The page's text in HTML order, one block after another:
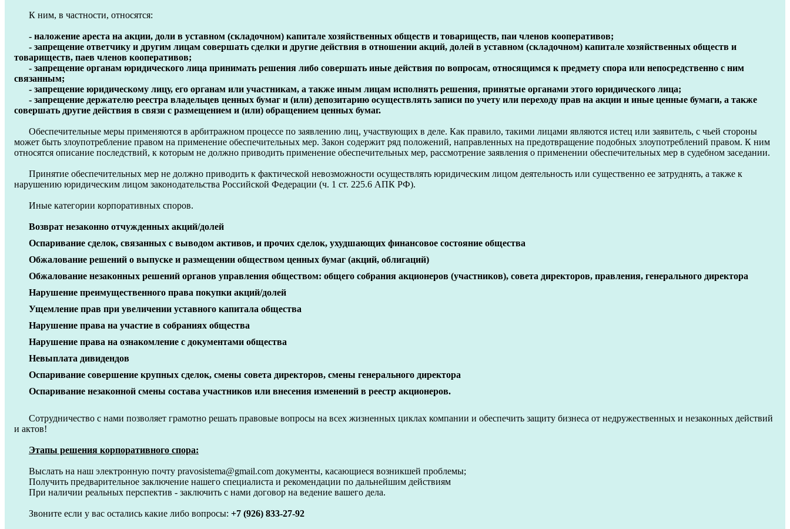
К ним, в частности, относятся:
- наложение ареста на акции, доли в уставном (складочном) капитале хозяйственных обществ и товариществ, паи членов кооперативов;
- запрещение ответчику и другим лицам совершать сделки и другие действия в отношении акций, долей в уставном (складочном) капитале хозяйственных обществ и
товариществ, паев членов кооперативов;
- запрещение органам юридического лица принимать решения либо совершать иные действия по вопросам, относящимся к предмету спора или непосредственно с ним
связанным;
- запрещение юридическому лицу, его органам или участникам, а также иным лицам исполнять решения, принятые органами этого юридического лица;
- запрещение держателю реестра владельцев ценных бумаг и (или) депозитарию осуществлять записи по учету или переходу прав на акции и иные ценные бумаги, а также
совершать другие действия в связи с размещением и (или) обращением ценных бумаг.
Обеспечительные меры применяются в арбитражном процессе по заявлению лиц, участвующих в деле. Как правило, такими лицами являются истец или заявитель, с чьей стороны
может быть злоупотребление правом на применение обеспечительных мер. Закон содержит ряд положений, направленных на предотвращение подобных злоупотреблений правом. К ним
относятся описание последствий, к которым не должно приводить применение обеспечительных мер, рассмотрение заявления о применении обеспечительных мер в судебном заседании.
Принятие обеспечительных мер не должно приводить к фактической невозможности осуществлять юридическим лицом деятельность или существенно ее затруднять, а также к
нарушению юридическим лицом законодательства Российской Федерации (ч. 1 ст. 225.6 АПК РФ).
Иные категории корпоративных споров.
Возврат незаконно отчужденных акций/долей
Оспаривание сделок, связанных с выводом активов, и прочих сделок, ухудшающих финансовое состояние общества
Обжалование решений о выпуске и размещении обществом ценных бумаг (акций, облигаций)
Обжалование незаконных решений органов управления обществом: общего собрания акционеров (участников), совета директоров, правления, генерального директора
Нарушение преимущественного права покупки акций/долей
Ущемление прав при увеличении уставного капитала общества
Нарушение права на участие в собраниях общества
Нарушение права на ознакомление с документами общества
Невыплата дивидендов
Оспаривание совершение крупных сделок, смены совета директоров, смены генерального директора
Оспаривание незаконной смены состава участников или внесения изменений в реестр акционеров.
Сотрудничество с нами позволяет грамотно решать правовые вопросы на всех жизненных циклах компании и обеспечить защиту бизнеса от недружественных и незаконных действий
и актов!
Этапы решения корпоративного спора:
Выслать на наш электронную почту pravosistema@gmail.com документы, касающиеся возникшей проблемы;
Получить предварительное заключение нашего специалиста и рекомендации по дальнейшим действиям
При наличии реальных перспектив - заключить с нами договор на ведение вашего дела.
Звоните если у вас остались какие либо вопросы: +7 (926) 833-27-92